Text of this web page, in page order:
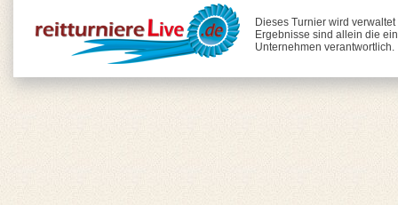
Dieses Turnier wird
Ergebnisse sind allein die
Unternehmen verantwortlich.